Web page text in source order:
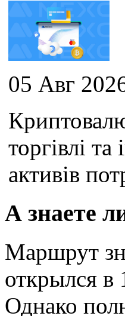
05 Авг
торгівлі
активів
А знаете
Маршрут
открылся
Однако